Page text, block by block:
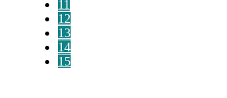
11
12
13
14
15